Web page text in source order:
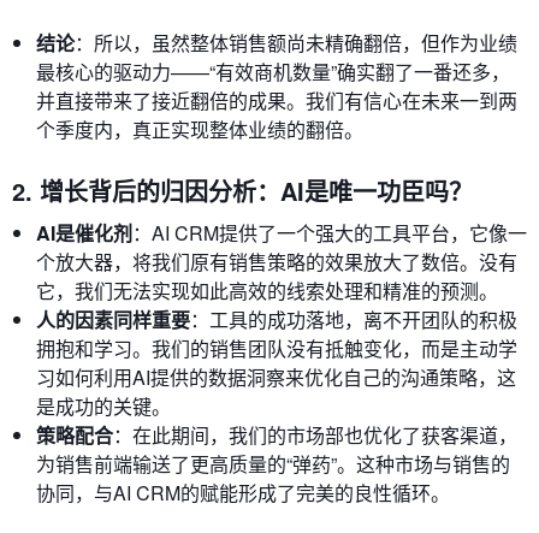
结论：所以，虽然整体销售额尚未精确翻倍，但作为业绩
最核心的驱动力——“有效商机数量”确实翻了一番还多，
并直接带来了接近翻倍的成果。我们有信心在未来一到两
个季度内，真正实现整体业绩的翻倍。
2. 增长背后的归因分析：AI是唯一功臣吗？
AI是催化剂：AI CRM提供了一个强大的工具平台，它像一
个放大器，将我们原有销售策略的效果放大了数倍。没有
它，我们无法实现如此高效的线索处理和精准的预测。
人的因素同样重要：工具的成功落地，离不开团队的积极
拥抱和学习。我们的销售团队没有抵触变化，而是主动学
习如何利用AI提供的数据洞察来优化自己的沟通策略，这
是成功的关键。
策略配合：在此期间，我们的市场部也优化了获客渠道，
为销售前端输送了更高质量的“弹药”。这种市场与销售的
协同，与AI CRM的赋能形成了完美的良性循环。